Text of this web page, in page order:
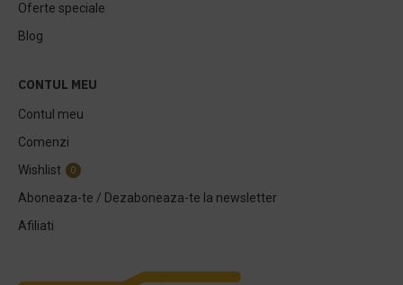
Oferte speciale
Blog
CONTUL MEU
Contul meu
Comenzi
Wishlist
0
Aboneaza-te / Dezaboneaza-te la newsletter
Afiliati